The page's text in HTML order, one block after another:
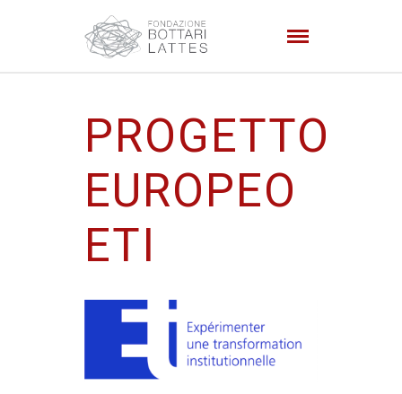
PROGETTO
EUROPEO
ETI